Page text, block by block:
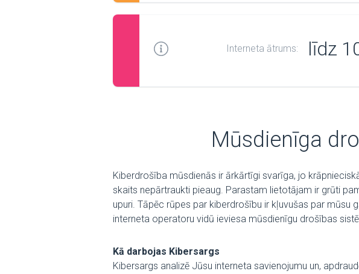
Interneta ātrums: līdz
Mūsdienīga
Kiberdrošība mūsdienās ir ārkārtīgi svarīga, jo
skaits nepārtraukti pieaug. Parastam lietotājam ir grūti
upuri. Tāpēc rūpes par kiberdrošību ir kļuvušas par mūsu
interneta operatoru vidū ieviesa mūsdienīgu drošības
Kā darbojas Kibersargs
Kibersargs analizē Jūsu interneta savienojumu un,